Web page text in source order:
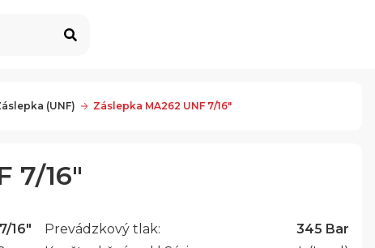
(UNF) Záslepka MA262 UNF 7/16"
7/16"
16"
Prevádzkový tlak:
345 Bar